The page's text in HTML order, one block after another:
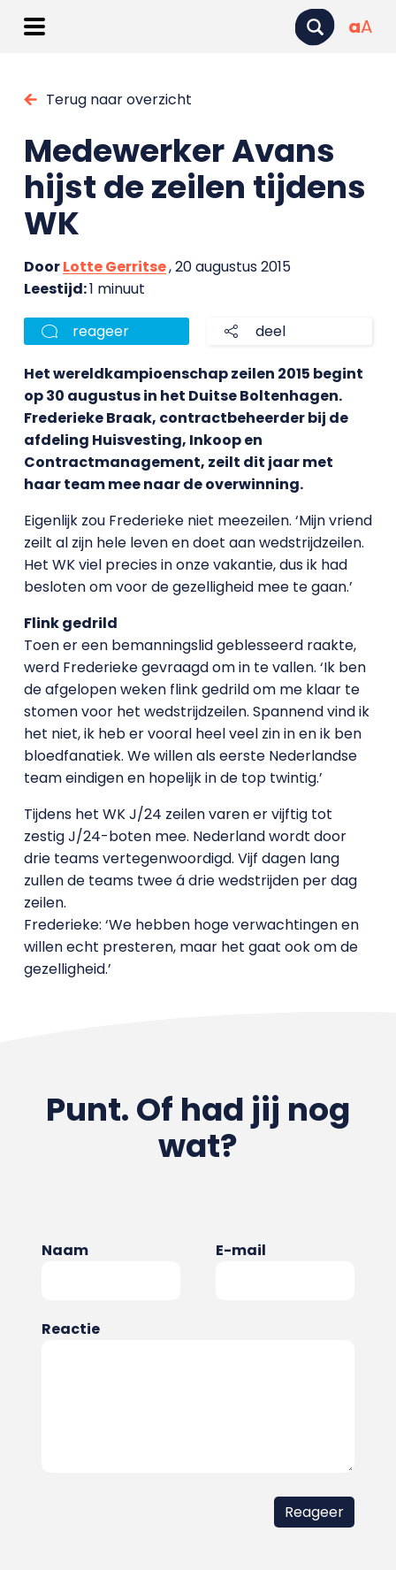
aA
Terug naar overzicht
Medewerker Avans
hijst de zeilen tijdens
WK
DoorLotte Gerritse, 20 augustus 2015
Leestijd:1 minuut
reageer deel
Het wereldkampioenschap zeilen 2015 begint
op 30 augustus in het Duitse Boltenhagen.
Frederieke Braak, contractbeheerder bij de
afdeling Huisvesting, Inkoop en
Contractmanagement, zeilt dit jaar met
haar team mee naar de overwinning.
Eigenlijk zou Frederieke niet meezeilen. ‘Mijn vriend
zeilt al zijn hele leven en doet aan wedstrijdzeilen.
Het WK viel precies in onze vakantie, dus ik had
besloten om voor de gezelligheid mee te gaan.’
Flink gedrild
Toen er een bemanningslid geblesseerd raakte,
werd Frederieke gevraagd om in te vallen. ‘Ik ben
de afgelopen weken flink gedrild om me klaar te
stomen voor het wedstrijdzeilen. Spannend vind ik
het niet, ik heb er vooral heel veel zin in en ik ben
bloedfanatiek. We willen als eerste Nederlandse
team eindigen en hopelijk in de top twintig.’
Tijdens het WK J/24 zeilen varen er vijftig tot
zestig J/24-boten mee. Nederland wordt door
drie teams vertegenwoordigd. Vijf dagen lang
zullen de teams twee á drie wedstrijden per dag
zeilen.
Frederieke: ‘We hebben hoge verwachtingen en
willen echt presteren, maar het gaat ook om de
gezelligheid.’
Punt. Of had jij nog
wat?
Naam E-mail
Reactie